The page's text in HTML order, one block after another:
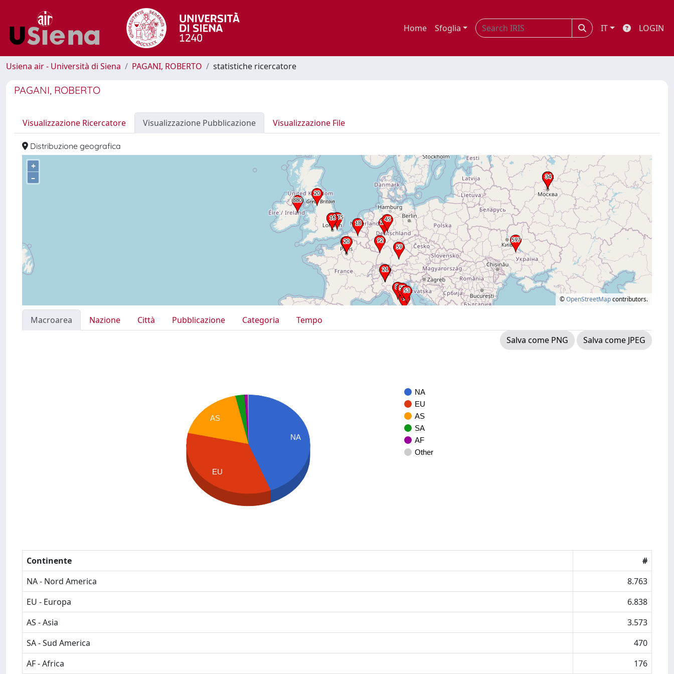
Home Sfoglia IT LOGIN
Usiena air - Università di Siena PAGANI, ROBERTO statistiche ricercatore
PAGANI, ROBERTO
Visualizzazione Ricercatore Visualizzazione Pubblicazione Visualizzazione File
Distribuzione geografica
+
–
©OpenStreetMapcontributors.
Macroarea Nazione Città Pubblicazione Categoria
Tempo
Salva come PNG
Salva come JPEG
NA
EU
AS
SA
AF
Other
NA
AS
EU
Continente
#
NA - Nord America
8.763
EU - Europa
6.838
AS - Asia
3.573
SA - Sud America
470
AF - Africa
176